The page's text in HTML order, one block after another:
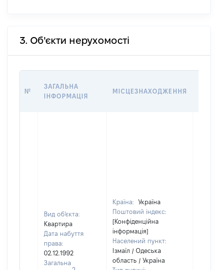
3. Об'єкти нерухомості
№
ЗАГАЛЬНА
ІНФОРМАЦІЯ
МІСЦЕЗНАХОДЖЕННЯ
Вид об'єкта:
Квартира
Дата набуття
права:
02.12.1992
Загальна
Країна:
Україна
Поштовий індекс:
[Конфіденційна
інформація]
Населений пункт:
Ізмаїл / Одеська
область / Україна